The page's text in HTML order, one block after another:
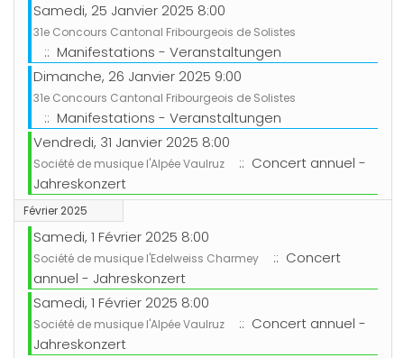
Samedi, 25 Janvier 2025 8:00
31e Concours Cantonal Fribourgeois de Solistes
:: Manifestations - Veranstaltungen
Dimanche, 26 Janvier 2025 9:00
31e Concours Cantonal Fribourgeois de Solistes
:: Manifestations - Veranstaltungen
Vendredi, 31 Janvier 2025 8:00
Société de musique l'Alpée Vaulruz
:: Concert annuel -
Jahreskonzert
Février 2025
Samedi, 1 Février 2025 8:00
Société de musique l'Edelweiss Charmey
:: Concert
annuel - Jahreskonzert
Samedi, 1 Février 2025 8:00
Société de musique l'Alpée Vaulruz
:: Concert annuel -
Jahreskonzert